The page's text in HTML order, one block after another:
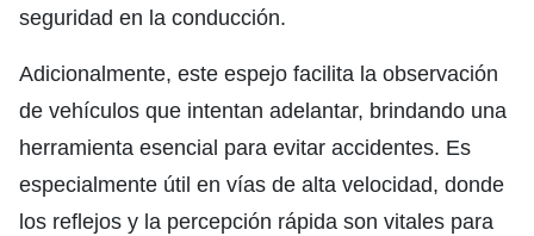
seguridad en la conducción.
Adicionalmente, este espejo facilita la observación
de vehículos que intentan adelantar, brindando una
herramienta esencial para evitar accidentes. Es
especialmente útil en vías de alta velocidad, donde
los reflejos y la percepción rápida son vitales para